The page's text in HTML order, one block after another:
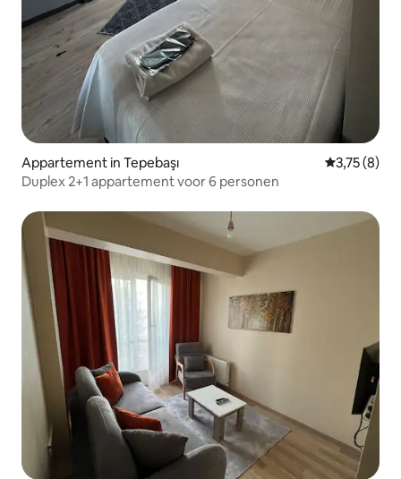
Appartement in Tepebaşı
3,75 (8)
Duplex 2+1 appartement voor 6 personen